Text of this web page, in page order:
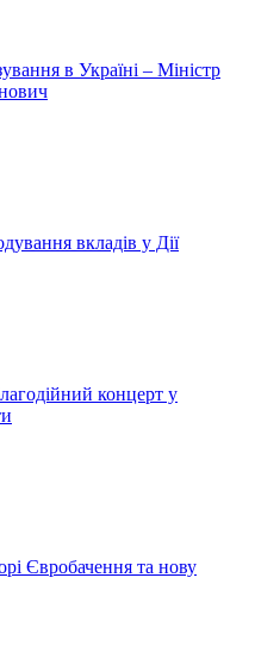
в Україні – Міністр
вкладів у Дії
концерт у
Євробачення та нову